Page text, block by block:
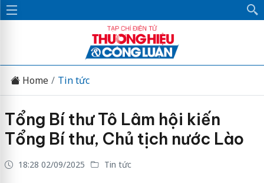
Home Tin tức
Tổng Bí thư Tô Lâm hội kiến
Tổng Bí thư, Chủ tịch nước Lào
18:28 02/09/2025 Tin tức